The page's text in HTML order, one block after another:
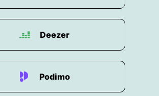
heißt, es passt perfekt und Dunja,
Rudolfstadt und ist diesen Monat
30 Jahre schon im
unterwegs.
Deezer
Podimo